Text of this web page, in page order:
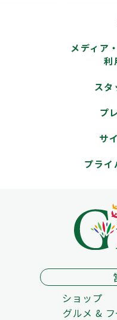
メディア
利
スタ
プ
サ
プライ
ショップ
グルメ & フ